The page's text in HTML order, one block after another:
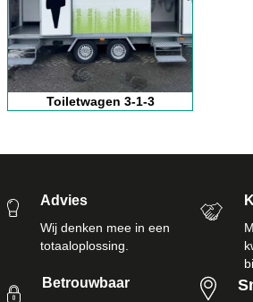
Toiletwagen 3-1-3
Advies
Wij denken mee in een
totaaloplossing.
Betrouwbaar